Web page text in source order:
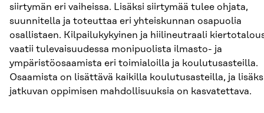
siirtymän eri vaiheissa. Lisäksi siirtymää tulee ohjata,
suunnitella ja toteuttaa eri yhteiskunnan osapuolia
osallistaen. Kilpailukykyinen ja hiilineutraali
vaatii tulevaisuudessa monipuolista ilmasto- ja
ympäristöosaamista eri toimialoilla ja koulutusasteilla.
Osaamista on lisättävä kaikilla koulutusasteilla, ja
jatkuvan oppimisen mahdollisuuksia on kasvatettava.